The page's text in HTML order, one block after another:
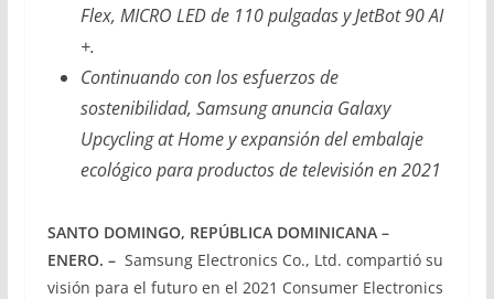
Flex, MICRO LED de 110 pulgadas y JetBot 90 AI
+.
Continuando con los esfuerzos de
sostenibilidad, Samsung anuncia Galaxy
Upcycling at Home y expansión del embalaje
ecológico para productos de televisión en 2021
SANTO DOMINGO, REPÚBLICA DOMINICANA –
ENERO. – Samsung Electronics Co., Ltd. compartió su
visión para el futuro en el 2021 Consumer Electronics